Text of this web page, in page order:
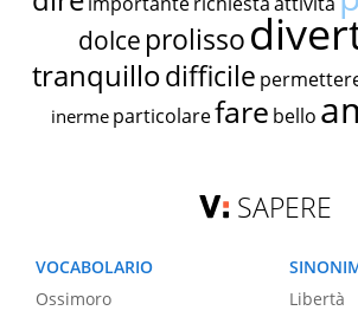
dolce prolisso
tranquillodifficile
inerme particolarefare bello
SAPERE
VOCABOLARIO
Ossimoro
Libertà